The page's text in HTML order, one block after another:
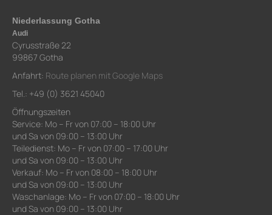
Niederlassung Gotha
Audi
Cyrusstraße 22
99867 Gotha
Anfahrt: Route planen mit Google Maps
Tel.: +49 (0) 3621 45040
Öffnungszeiten
Service: Mo – Fr von 07:00 – 18:00 Uhr
und Sa von 09:00 – 13:00 Uhr
Teiledienst: Mo – Fr von 07:00 – 17:00 Uhr
und Sa von 09:00 – 13:00 Uhr
Verkauf: Mo – Fr von 08:00 – 18:00 Uhr
und Sa von 09:00 – 13:00 Uhr
Waschanlage: Mo – Fr von 07:00 – 18:00 Uhr
und Sa von 09:00 – 13:00 Uhr